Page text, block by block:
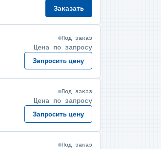
Заказать
Под заказ
Цена по запросу
Запросить цену
Под заказ
Цена по запросу
Запросить цену
Под заказ